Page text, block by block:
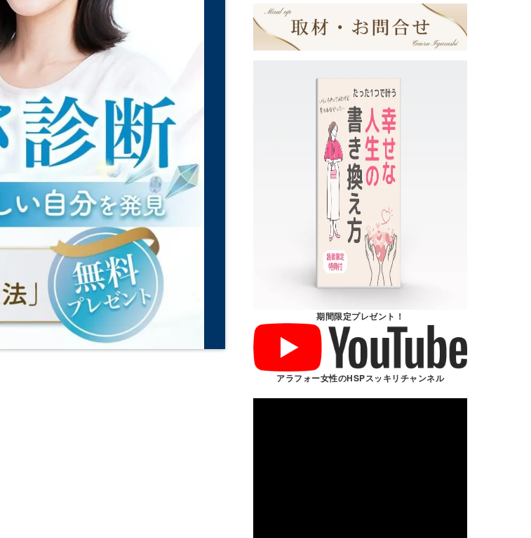
期間限定プレゼント！
アラフォー女性のHSPスッキリチャンネル